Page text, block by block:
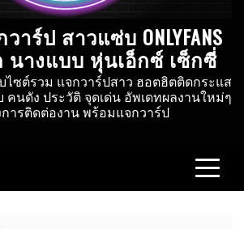
าร์ป สาวแซ่บ ONLYFANS
นางแบบ หุ่นเอ็กซ์ เซ็กซี่
ไซต์รวม แจกวาร์ปสาว ฮอตฮิตติดกระแส
คนดัง ประวัติ จุดเด่น อัพเดทผลงานใหม่ๆ
ารติดต่องาน พร้อมแจกวาร์ป